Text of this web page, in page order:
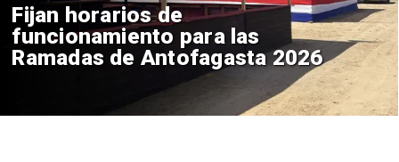
Por graves deficiencias:
Prohiben uso de caldera en
Embotelladora Andina en